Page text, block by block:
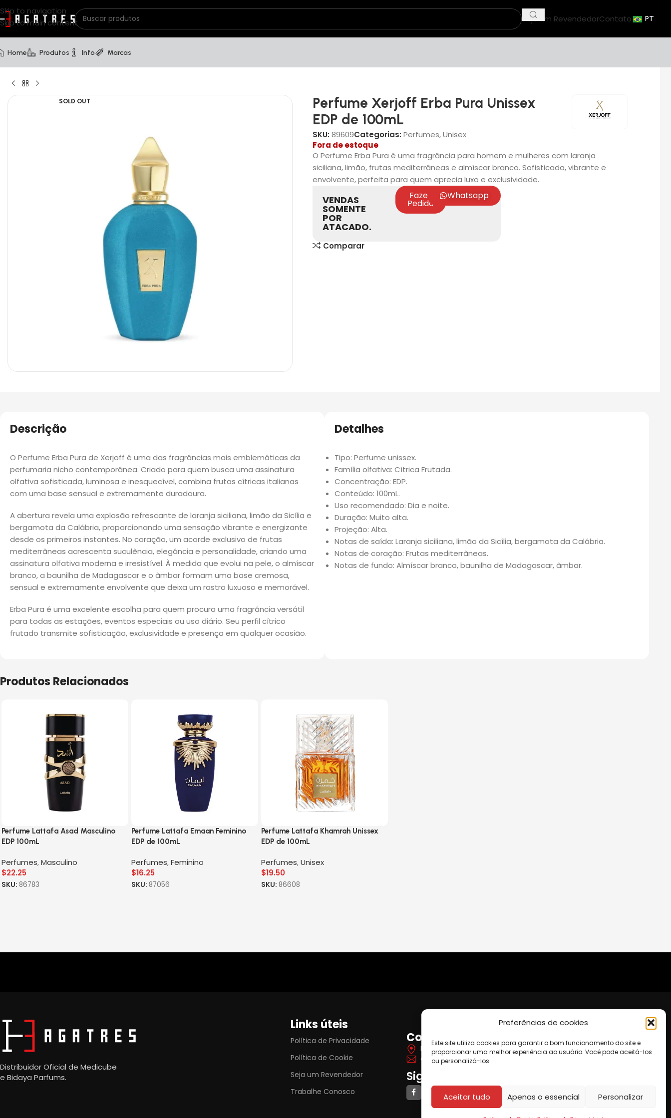
Preferências de cookies
Este site utiliza cookies para garantir o bom funcionamento do site e
proporcionar uma melhor experiência ao usuário. Você pode aceitá-los
ou personalizá-los.
Aceitar tudo Apenas o essencial Personalizar
Skip to navigation
Skip to main content
Seja um RevendedorContato PT
Home Produtos Info Marcas
SOLD OUT
Perfume Xerjoff Erba Pura Unissex
EDP de 100mL
SKU: 89609Categorias: Perfumes,Unisex
Fora de estoque
O Perfume Erba Pura é uma fragrância para homem e mulheres com laranja
siciliana, limão, frutas mediterrâneas e almíscar branco. Sofisticada, vibrante e
envolvente, perfeita para quem aprecia luxo e exclusividade.
VENDAS
SOMENTE
POR
ATACADO.
Fazer
Pedido
Whatsapp
Comparar
Descrição
O Perfume Erba Pura de Xerjoff é uma das fragrâncias mais emblemáticas da
perfumaria nicho contemporânea. Criado para quem busca uma assinatura
olfativa sofisticada, luminosa e inesquecível, combina frutas cítricas italianas
com uma base sensual e extremamente duradoura.
A abertura revela uma explosão refrescante de laranja siciliana, limão da Sicília e
bergamota da Calábria, proporcionando uma sensação vibrante e energizante
desde os primeiros instantes. No coração, um acorde exclusivo de frutas
mediterrâneas acrescenta suculência, elegância e personalidade, criando uma
assinatura olfativa moderna e irresistível. À medida que evolui na pele, o almíscar
branco, a baunilha de Madagascar e o âmbar formam uma base cremosa,
sensual e extremamente envolvente que deixa um rastro luxuoso e memorável.
Erba Pura é uma excelente escolha para quem procura uma fragrância versátil
para todas as estações, eventos especiais ou uso diário. Seu perfil cítrico
frutado transmite sofisticação, exclusividade e presença em qualquer ocasião.
Detalhes
Tipo: Perfume unissex.
Família olfativa: Cítrica Frutada.
Concentração: EDP.
Conteúdo: 100mL.
Uso recomendado: Dia e noite.
Duração: Muito alta.
Projeção: Alta.
Notas de saída: Laranja siciliana, limão da Sicília, bergamota da Calábria.
Notas de coração: Frutas mediterrâneas.
Notas de fundo: Almíscar branco, baunilha de Madagascar, âmbar.
Produtos Relacionados
Perfume Lattafa Asad Masculino
EDP 100mL
Perfumes,Masculino
$22.25
SKU: 86783
Perfume Lattafa Emaan Feminino
EDP de 100mL
Perfumes,Feminino
$16.25
SKU: 87056
Perfume Lattafa Khamrah Unissex
EDP de 100mL
Perfumes,Unisex
$19.50
SKU: 86608
Distribuidor Oficial de Medicube
e Bidaya Parfums.
Links úteis
Política de Privacidade
Política de Cookie
Seja um Revendedor
Trabalhe Conosco
Itá Yvate Shopping Cataratas, 4to Piso.
contato@agatres.co
Contato
Siga-nos